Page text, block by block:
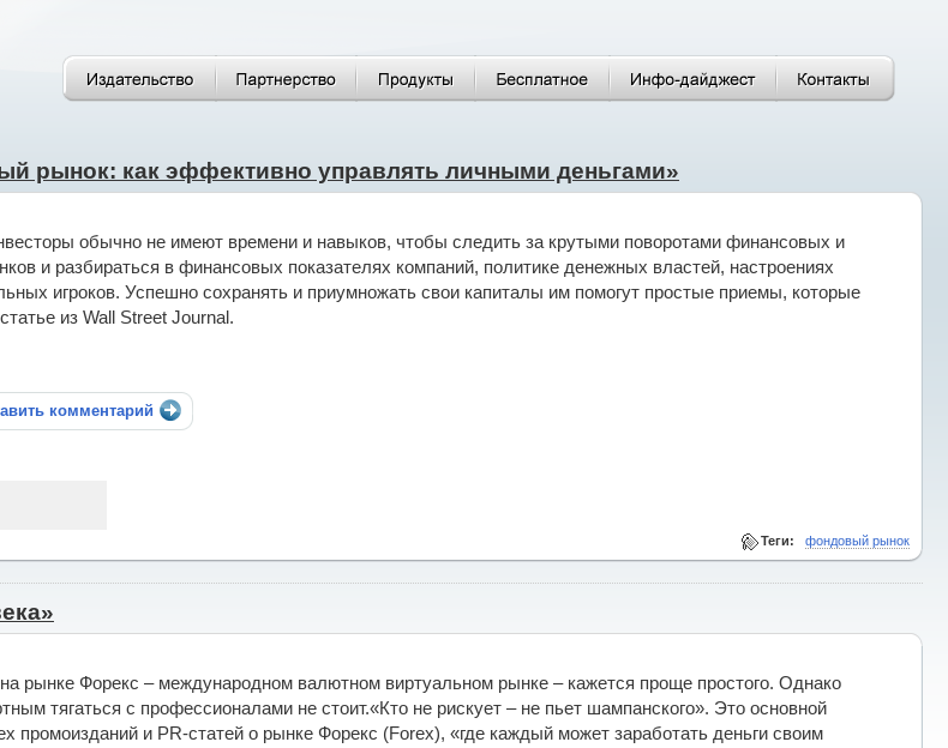
рынок: как эффективно управлять личными деньгами»
обычно не имеют времени и навыков, чтобы следить за крутыми поворотами финансовых и
и разбираться в финансовых показателях компаний, политике денежных властей, настроениях
игроков. Успешно сохранять и приумножать свои капиталы им помогут простые приемы, которые
из Wall Street Journal.
комментарий
Теги: фондовый рынок
рынке Форекс – международном валютном виртуальном рынке – кажется проще простого. Однако
тягаться с профессионалами не стоит.«Кто не рискует – не пьет шампанского». Это основной
промоизданий и PR-статей о рынке Форекс (Forex), «где каждый может заработать деньги своим